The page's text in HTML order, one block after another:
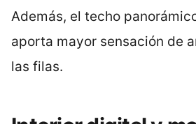
Además, el techo
aporta mayor sensación de
las filas.